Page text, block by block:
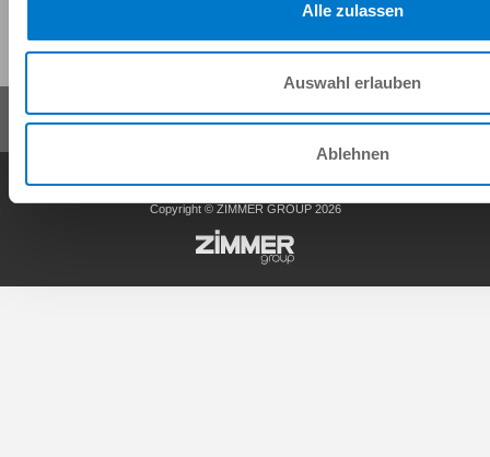
Alle zulassen
Auswahl erlauben
Ablehnen
Diese Seite teilen:
Copyright © ZIMMER GROUP 2026